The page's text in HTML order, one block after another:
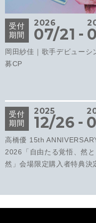
受付
期間
2026
07/21 -
岡田紗佳｜歌手デビュー
募CP
受付
期間
2025
12/26 -
高橋優 15th
2026「自由たる覚悟、然
然」会場限定購入者特典決